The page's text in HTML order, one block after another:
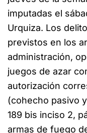
imputadas el
Urquiza. Los
previstos en los
administración,
juegos de azar
autorización
(cohecho pasivo
189 bis inciso 2,
armas de fuego